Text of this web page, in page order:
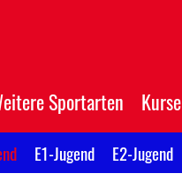
Sportarten Kurse
E1-Jugend E2-Jugend